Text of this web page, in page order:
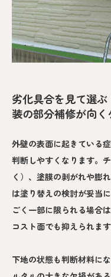
劣化具合を見て選
装の部分補修が向く
外壁の表面に起きている
判断しやすくなります。
く）、塗膜の剥がれや膨
は塗り替えの検討が妥当
ごく一部に限られる場合
コスト面でも抑えられます
下地の状態も判断材料に